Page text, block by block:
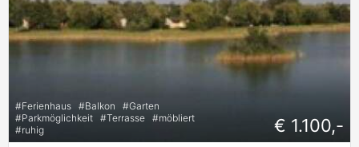
#Ferienhaus #Balkon #Garten
#Parkmöglichkeit #Terrasse #möbliert
#ruhig € 1.100,-